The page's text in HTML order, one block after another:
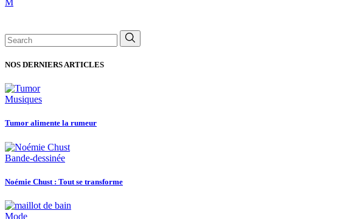
Search
for:
NOS DERNIERS ARTICLES
Musiques
Tumor alimente la rumeur
Bande-dessinée
Noémie Chust : Tout se transforme
Mode